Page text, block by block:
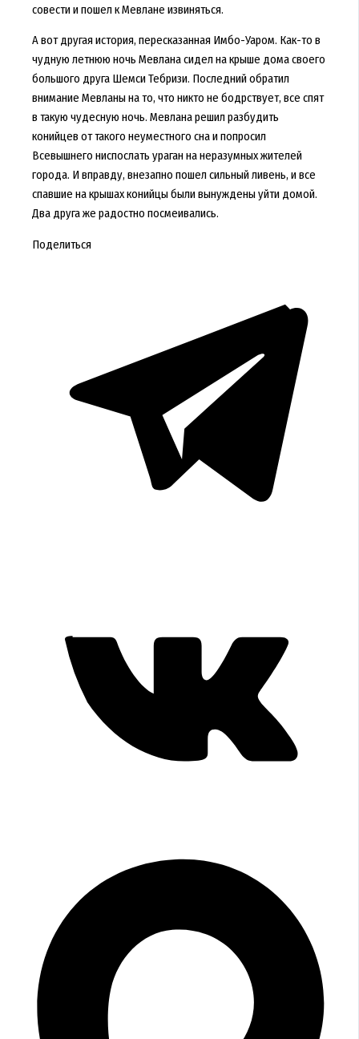
совести и пошел к Мевлане извиняться.
А вот другая история, пересказанная Имбо-Уаром. Как-то в
чудную летнюю ночь Мевлана сидел на крыше дома своего
большого друга Шемси Тебризи. Последний обратил
внимание Мевланы на то, что никто не бодрствует, все спят
в такую чудесную ночь. Мевлана решил разбудить
конийцев от такого неуместного сна и попросил
Всевышнего ниспослать ураган на неразумных жителей
города. И вправду, внезапно пошел сильный ливень, и все
спавшие на крышах конийцы были вынуждены уйти домой.
Два друга же радостно посмеивались.
Поделиться